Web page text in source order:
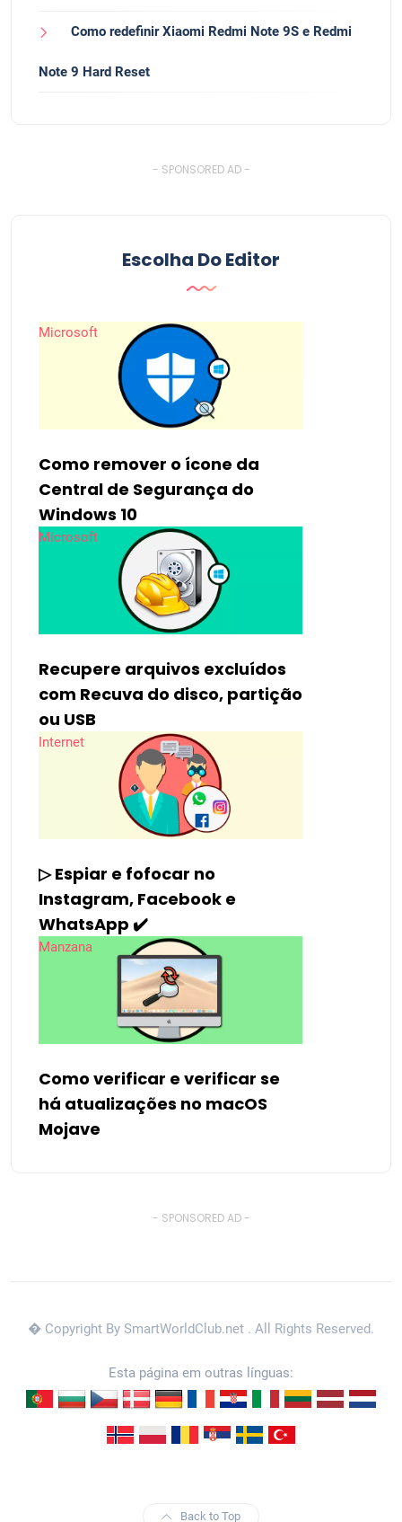
Como redefinir Xiaomi Redmi Note 9S e Redmi
Note 9 Hard Reset
- SPONSORED AD -
Escolha Do Editor
Microsoft
Como remover o ícone da
Central de Segurança do
Windows 10
Microsoft
Recupere arquivos excluídos
com Recuva do disco, partição
ou USB
Internet
▷ Espiar e fofocar no
Instagram, Facebook e
WhatsApp ✔️
Manzana
Como verificar e verificar se
há atualizações no macOS
Mojave
- SPONSORED AD -
� Copyright By SmartWorldClub.net . All Rights Reserved.
Esta página em outras línguas:
Back to Top